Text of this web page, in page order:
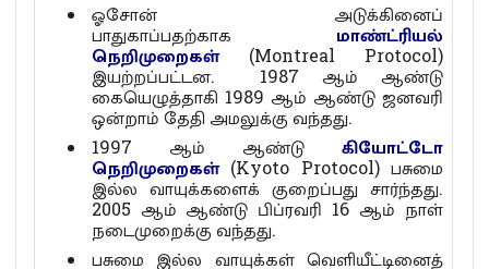
ஓசோன் அடுக்கினைப்
பாதுகாப்பதற்காக மாண்ட்ரியல்
நெறிமுறைகள்(Montreal Protocol)
இயற்றப்பட்டன. 1987 ஆம் ஆண்டு
கையெழுத்தாகி 1989 ஆம் ஆண்டு ஜனவரி
ஒன்றாம் தேதி அமலுக்கு வந்தது.
1997 ஆம் ஆண்டுகியோட்டோ
நெறிமுறைகள் (Kyoto Protocol) பசுமை
இல்ல வாயுக்களைக் குறைப்பது சார்ந்தது.
2005 ஆம் ஆண்டு பிப்ரவரி 16 ஆம் நாள்
நடைமுறைக்கு வந்தது.
பசுமை இல்ல வாயுக்கள் வெளியீட்டினைத்